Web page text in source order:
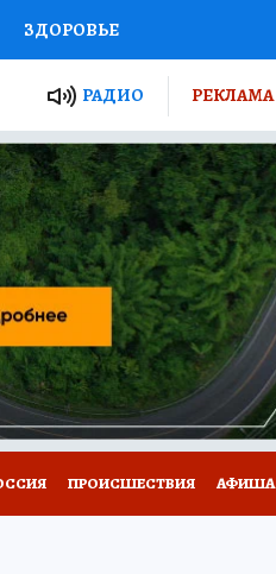
ЗДОРОВЬЕ
РОССИИ
ПУТЕВОДИТЕЛЬ
ТУРИЗМ
ПОТРЕБИТЕЛЯ ВСЕ О КП
РАДИО РЕКЛАМА
ПРОИСШЕСТВИЯ АФИША